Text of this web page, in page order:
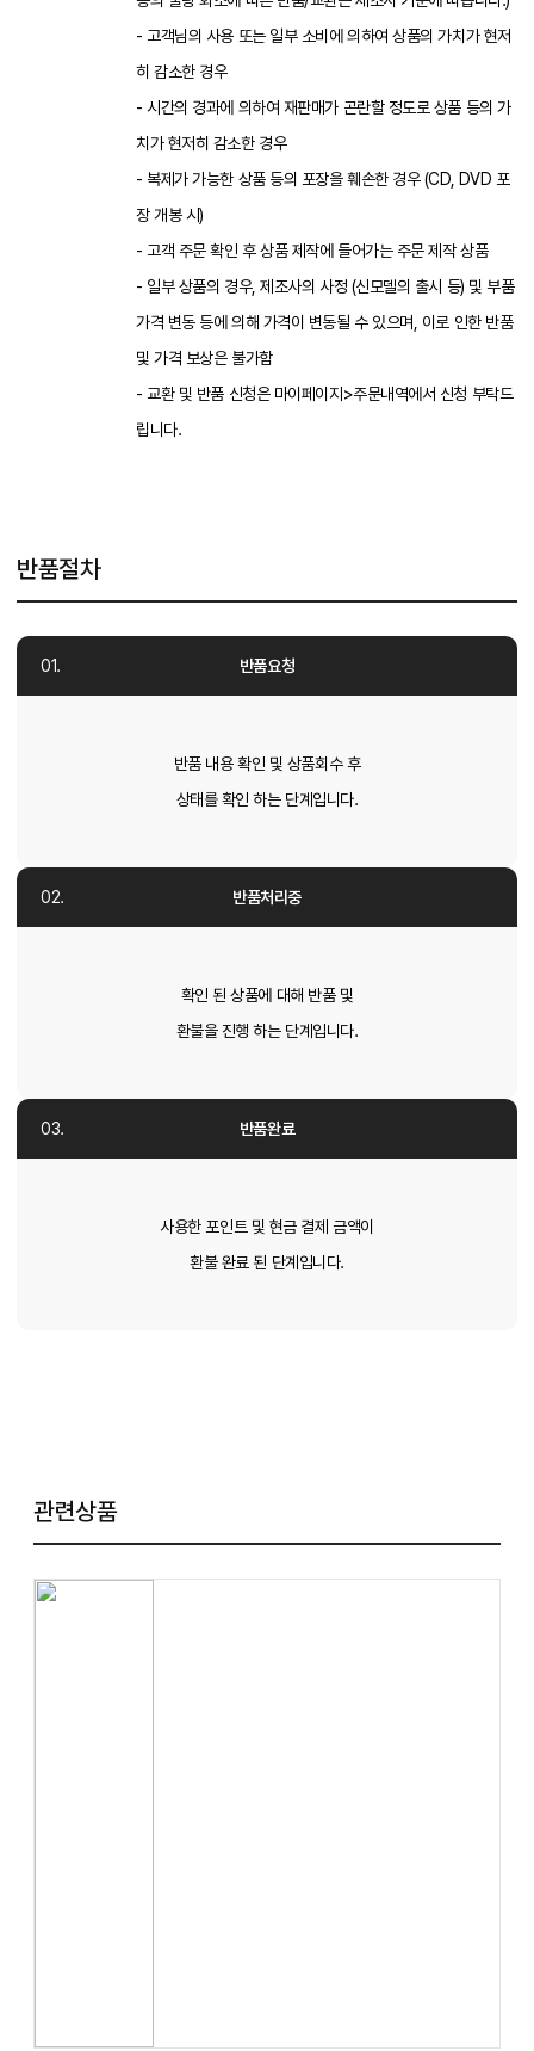
- 고객님의 사용 또는 일부 소비에 의하여 상품의 가치가 현저
히 감소한 경우
- 시간의 경과에 의하여 재판매가 곤란할 정도로 상품 등의 가
치가 현저히 감소한 경우
- 복제가 가능한 상품 등의 포장을 훼손한 경우 (CD, DVD 포
장 개봉 시)
- 고객 주문 확인 후 상품 제작에 들어가는 주문 제작 상품
- 일부 상품의 경우, 제조사의 사정 (신모델의 출시 등) 및 부품
가격 변동 등에 의해 가격이 변동될 수 있으며, 이로 인한 반품
및 가격 보상은 불가함
- 교환 및 반품 신청은 마이페이지>주문내역에서 신청 부탁드
립니다.
반품절차
반품요청
반품 내용 확인 및 상품회수 후
상태를 확인 하는 단계입니다.
반품처리중
확인 된 상품에 대해 반품 및
환불을 진행 하는 단계입니다.
반품완료
사용한 포인트 및 현금 결제 금액이
환불 완료 된 단계입니다.
관련상품